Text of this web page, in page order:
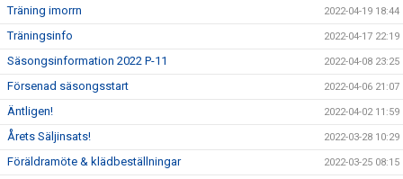
Träning imorrn 2022-04-19 18:44
Träningsinfo 2022-04-17 22:19
Säsongsinformation 2022 P-11 2022-04-08 23:25
Försenad säsongsstart 2022-04-06 21:07
Äntligen! 2022-04-02 11:59
Årets Säljinsats! 2022-03-28 10:29
Föräldramöte & klädbeställningar 2022-03-25 08:15